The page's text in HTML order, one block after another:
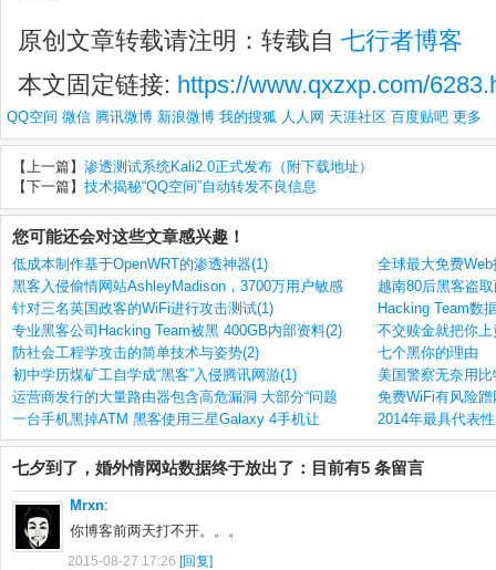
原创文章转载请注明：转载自 七行者博客
本文固定链接: https://www.qxzxp.com/
QQ空间 微信 腾讯微博 新浪微博 我的搜狐 人人网 天涯社区 百度贴吧 更多
【上一篇】 渗透测试系统Kali2.0正式发布（附下载地址）
【下一篇】 技术揭秘“QQ空间”自动转发不良信息
您可能还会对这些文章感兴趣！
低成本制作基于OpenWRT的渗透神器(1)
全球最大免费
黑客入侵偷情网站AshleyMadison，3700万用户敏感
越南80后黑客盗
针对三名英国政客的WiFi进行攻击测试(1)
Hacking Team数
专业黑客公司Hacking Team被黑 400GB内部资料(2)
不交赎金就把你
防社会工程学攻击的简单技术与姿势(2)
七个黑你的理由
初中学历煤矿工自学成“黑客”入侵腾讯网游(1)
美国警察无奈用
运营商发行的大量路由器包含高危漏洞 大部分“问题
免费WiFi有风险
一台手机黑掉ATM 黑客使用三星Galaxy 4手机让
2014年最具代表
七夕到了，婚外情网站数据终于放出了：目前有5 条留言
Mrxn:
你博客前两天打不开。。。
2015-08-27 17:26 [回复]